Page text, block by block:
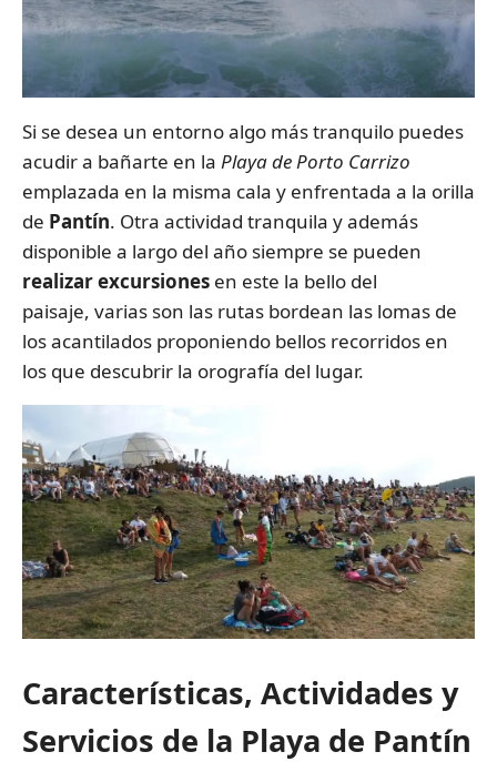
Si se desea un entorno algo más tranquilo puedes
acudir a bañarte en la Playa de Porto Carrizo
emplazada en la misma cala y enfrentada a la orilla
de Pantín. Otra actividad tranquila y además
disponible a largo del año siempre se pueden
realizar excursiones en este la bello del
paisaje, varias son las rutas bordean las lomas de
los acantilados proponiendo bellos recorridos en
los que descubrir la orografía del lugar.
Características, Actividades y
Servicios de la Playa de Pantín